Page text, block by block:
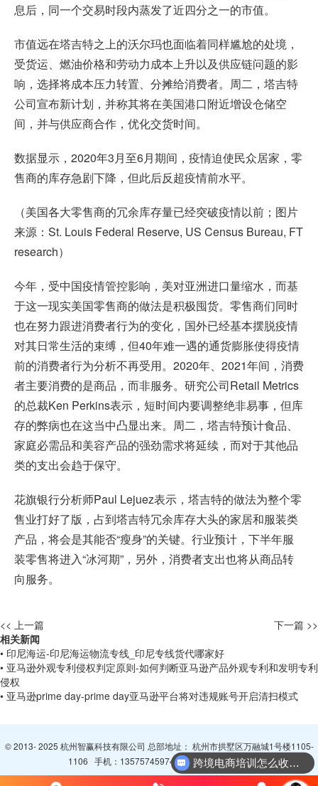
息后，同一个交易时段内蒸发了近四分之一的市值。
市值远在塔吉特之上的沃尔玛也面临着同样尴尬的处境，
受货运、燃油价格和劳动力成本上升以及供应链问题的影
响，选择将成本压力转置、分摊给消费者。周二，塔吉特
公司宣布新计划，并称其将在美国港口附近增设仓储空
间，并与供应商合作，优化交货时间。
数据显示，2020年3月至6月期间，疫情迫使民众居家，零
售商的库存急剧下降，但此后反超疫情前水平。
（美国各大零售商的冗余库存量已经突破疫情以前；图片
来源：St. Louis Federal Reserve, US Census Bureau, FT
research）
今年，受中国疫情管控影响，美对亚洲进口量缩水，而基
于这一现实美国零售商的做法是积极囤货。零售商们同时
也在努力跟进消费者行为的变化，国外已经基本摆脱疫情
对其日常生活的束缚，但40年难一遇的通货膨胀使得疫情
前的消费者行为分析不再受用。2020年、2021年间，消费
者主要消费的是商品，而非服务。研究公司Retail Metrics
的总裁Ken Perkins表示，短时间内要调整绝非易事，但库
存的弊病也在这当中凸显出来。周二，塔吉特预计食品、
家庭必需品和美容产品的强劲需求将延续，而对于其他品
类的支出会趋于保守。
花旗银行分析师Paul Lejuez表示，塔吉特的做法为整个零
售业打好了版，占到塔吉特冗余库存大头的家居和服装类
产品，将会是其能否“瘦身”的关键。行业预计，下半年服
装零售将进入“冰河期”，另外，消费者支出也将从商品转
向服务。
<< 上一篇
下一篇 >>
相关新闻
• 印尼海运-印尼海运物流专线_印尼专线货代哪家好
• 亚马逊外观专利侵权判定原则-如何判断亚马逊产品外观专利和发明专利
侵权
• 亚马逊prime day-prime day亚马逊平台将对违规账号开启清扫模式
© 2013- 2025 杭州智赢科技有限公司 总部地址： 杭州市拱墅区万融城1号楼1105-
1106 手机： 13575745974QQ：3065094296 跨境电商培训怎么收费？